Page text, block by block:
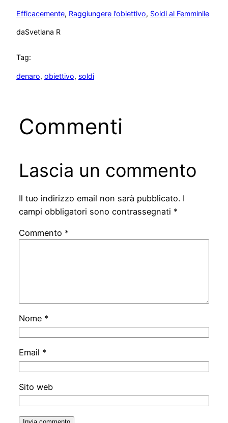
Efficacemente, Raggiungere l’obiettivo, Soldi al Femminile
daSvetlana R
Tag:
denaro, obiettivo, soldi
Commenti
Lascia un commento
Il tuo indirizzo email non sarà pubblicato. I
campi obbligatori sono contrassegnati *
Commento *
Nome *
Email *
Sito web